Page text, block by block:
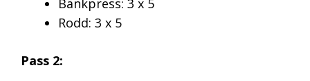
Rodd: 3 x 5
Pass 2: